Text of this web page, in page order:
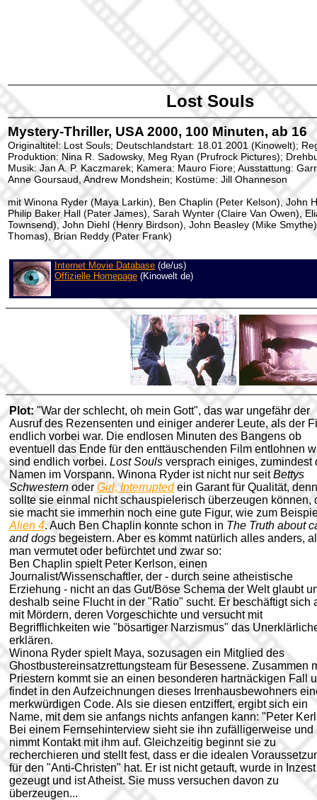
Lost Souls
Mystery-Thriller, USA 2000, 100 Minuten, ab 16
Originaltitel: Lost Souls; Deutschlandstart: 18.01.2001 (Kinowelt);
Produktion: Nina R. Sadowsky, Meg Ryan (Prufrock Pictures);
Musik: Jan A. P. Kaczmarek; Kamera: Mauro Fiore; Ausstattung:
Anne Goursaud, Andrew Mondshein; Kostüme: Jill Ohanneson
mit Winona Ryder (Maya Larkin), Ben Chaplin (Peter Kelson), John
Philip Baker Hall (Pater James), Sarah Wynter (Claire Van Owen),
Townsend), John Diehl (Henry Birdson), John Beasley (Mike
Thomas), Brian Reddy (Pater Frank)
Internet Movie Database (de/us)
Offizielle Homepage (Kinowelt de)
Plot:"War der schlecht, oh mein Gott", das war ungefähr der
Ausruf des Rezensenten und einiger anderer Leute, als der
endlich vorbei war. Die endlosen Minuten des Bangens ob
eventuell das Ende für den enttäuschenden Film entlohnen
sind endlich vorbei. Lost Souls versprach einiges, zumindest
Namen im Vorspann. Winona Ryder ist nicht nur seitBettys
Schwesternoder Girl, Interruptedein Garant für Qualität, denn
sollte sie einmal nicht schauspielerisch überzeugen können,
sie macht sie immerhin noch eine gute Figur, wie zum
Alien 4. Auch Ben Chaplin konnte schon in The Truth about
and dogs begeistern. Aber es kommt natürlich alles anders,
man vermutet oder befürchtet und zwar so:
Ben Chaplin spielt Peter Kerlson, einen
Journalist/Wissenschaftler, der - durch seine atheistische
Erziehung - nicht an das Gut/Böse Schema der Welt glaubt
deshalb seine Flucht in der "Ratio" sucht. Er beschäftigt sich
mit Mördern, deren Vorgeschichte und versucht mit
Begrifflichkeiten wie "bösartiger Narzismus" das
erklären.
Winona Ryder spielt Maya, sozusagen ein Mitglied des
Ghostbustereinsatzrettungsteam für Besessene. Zusammen
Priestern kommt sie an einen besonderen hartnäckigen Fall
findet in den Aufzeichnungen dieses Irrenhausbewohners
merkwürdigen Code. Als sie diesen entziffert, ergibt sich ein
Name, mit dem sie anfangs nichts anfangen kann: "Peter
Bei einem Fernsehinterview sieht sie ihn zufälligerweise und
nimmt Kontakt mit ihm auf. Gleichzeitig beginnt sie zu
recherchieren und stellt fest, dass er die idealen
für den "Anti-Christen" hat. Er ist nicht getauft, wurde in Inzest
gezeugt und ist Atheist. Sie muss versuchen davon zu
überzeugen...